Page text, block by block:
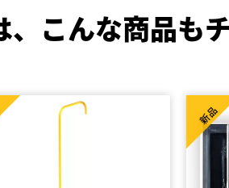
こんな商品も
新品